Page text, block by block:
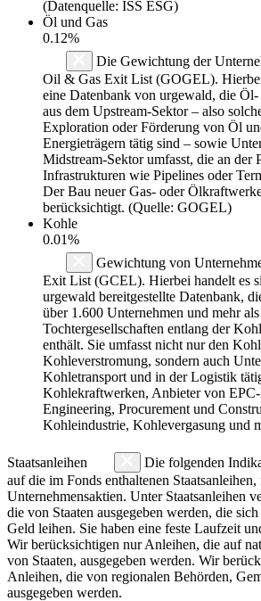
(Datenquelle: ISS ESG)
Öl und Gas
0.12%
Die Gewichtung der
Oil & Gas Exit List (GOGEL).
eine Datenbank von urgewald, die Öl-
aus dem Upstream-Sektor – also
Exploration oder Förderung von Öl
Energieträgern tätig sind – sowie
Midstream-Sektor umfasst, die an der
Infrastrukturen wie Pipelines oder
Der Bau neuer Gas- oder
berücksichtigt. (Quelle: GOGEL)
Kohle
0.01%
Gewichtung von
Exit List (GCEL). Hierbei handelt es
urgewald bereitgestellte Datenbank,
über 1.600 Unternehmen und mehr
Tochtergesellschaften entlang der
enthält. Sie umfasst nicht nur den
Kohleverstromung, sondern auch
Kohletransport und in der Logistik
Kohlekraftwerken, Anbieter von
Engineering, Procurement und
Kohleindustrie, Kohlevergasung und
Staatsanleihen
Die folgenden
auf die im Fonds enthaltenen
Unternehmensaktien. Unter Staatsanleihen
die von Staaten ausgegeben werden, die
Geld leihen. Sie haben eine feste Laufzeit
Wir berücksichtigen nur Anleihen, die auf
von Staaten, ausgegeben werden. Wir
Anleihen, die von regionalen Behörden,
ausgegeben werden.